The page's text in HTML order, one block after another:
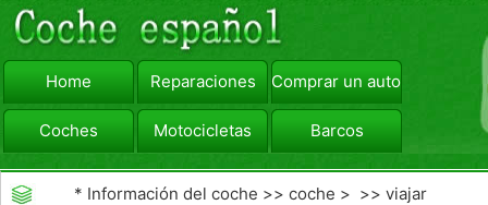
Home Reparaciones Comprar un automóvil
Coches Motocicletas Barcos
viajar Camiones
* Información del coche >>coche > >>viajar